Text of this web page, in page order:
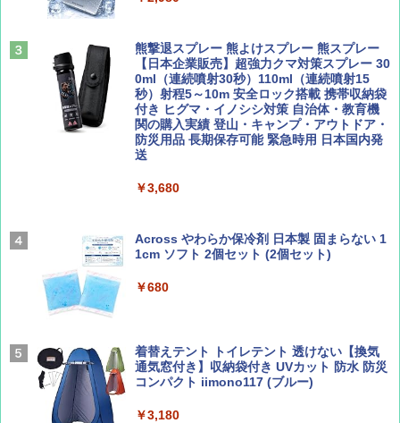
￥1,540
Coyote No.89 特集 星野道夫 夢見る旅
AIRLINE（エアライン）2026年9月号【特
球の歩き方A ヨーロッパ
￥2,479
A26 地球の歩き方 チェコ ポーランド スロヴ
ァキア 2026～2027 地球の歩き方A ヨーロッ
新しい日本地理 地図・統計・移動から読み
￥4,836
ENDLESS BASE 《めざましテレビで紹介》
テント ワンタッチ RENEW 幅200 2-3人用 43
500002(88859)
￥5,999
ーティング フルクローズ メッシュ 3-4人用
簡単設置 ポップアップテント エクルベージ
[キャンパーズコレクション 山善] 傘みたいに
広げるだけ パッとサッとテント キューブワ
イドプラス ブラックコーティング フルクロ
テント PATCW-200B エクルベージュ
熊撃退スプレー 熊よけスプレー 熊スプレー
【日本企業販売】超強力クマ対策スプレー 30
0ml（連続噴射30秒）110ml（連続噴射15
秒）射程5～10m 安全ロック搭載 携帯収納袋
付き ヒグマ・イノシシ対策 自治体・教育機
関の購入実績 登山・キャンプ・アウトドア・
防災用品 長期保存可能 緊急時用 日本国内発
送
￥3,680
Across やわらか保冷剤 日本製 固まらない 1
1cm ソフト 2個セット (2個セット)
￥680
着替えテント トイレテント 透けない【換気
通気窓付き】収納袋付き UVカット 防水 防災
コンパクト iimono117 (ブルー)
￥3,180